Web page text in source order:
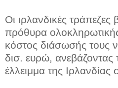
Οι ιρλανδικές τράπεζες
πρόθυρα
κόστος διάσωσής τους
δισ. ευρώ, ανεβάζοντας
έλλειμμα της